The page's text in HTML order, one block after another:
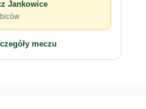
Jankowice
meczu